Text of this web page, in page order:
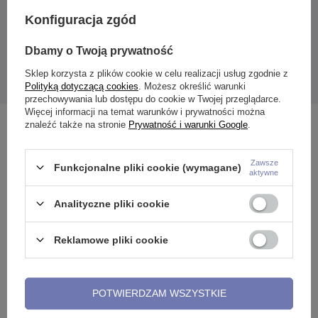
kółka).
Zobacz również
Konfiguracja zgód
Dbamy o Twoją prywatność
Sklep korzysta z plików cookie w celu realizacji usług zgodnie z
Polityką dotyczącą cookies . Możesz określić warunki
przechowywania lub dostępu do cookie w Twojej przeglądarce.
Więcej informacji na temat warunków i prywatności można
znaleźć także na stronie Prywatność i warunki Google
Funkcjonalne pliki cookie (wymagane)
Zawsze
aktywne
Analityczne pliki cookie
Reklamowe pliki cookie
POTWIERDZAM WSZYSTKIE